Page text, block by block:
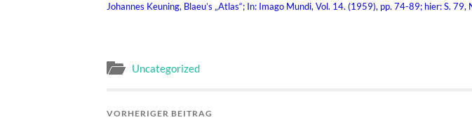
Johannes Keuning, Blaeu’s „Atlas“; In: Imago Mundi, Vol. 14. (1959), pp. 74-89; hier: S. 79,
Uncategorized
VORHERIGER BEITRAG